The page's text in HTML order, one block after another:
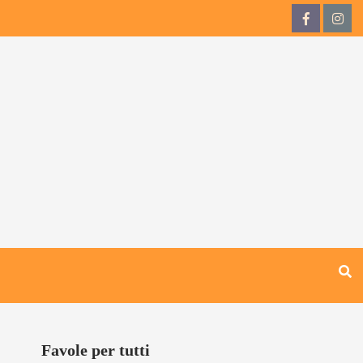
QdB
QdB
Favole per tutti